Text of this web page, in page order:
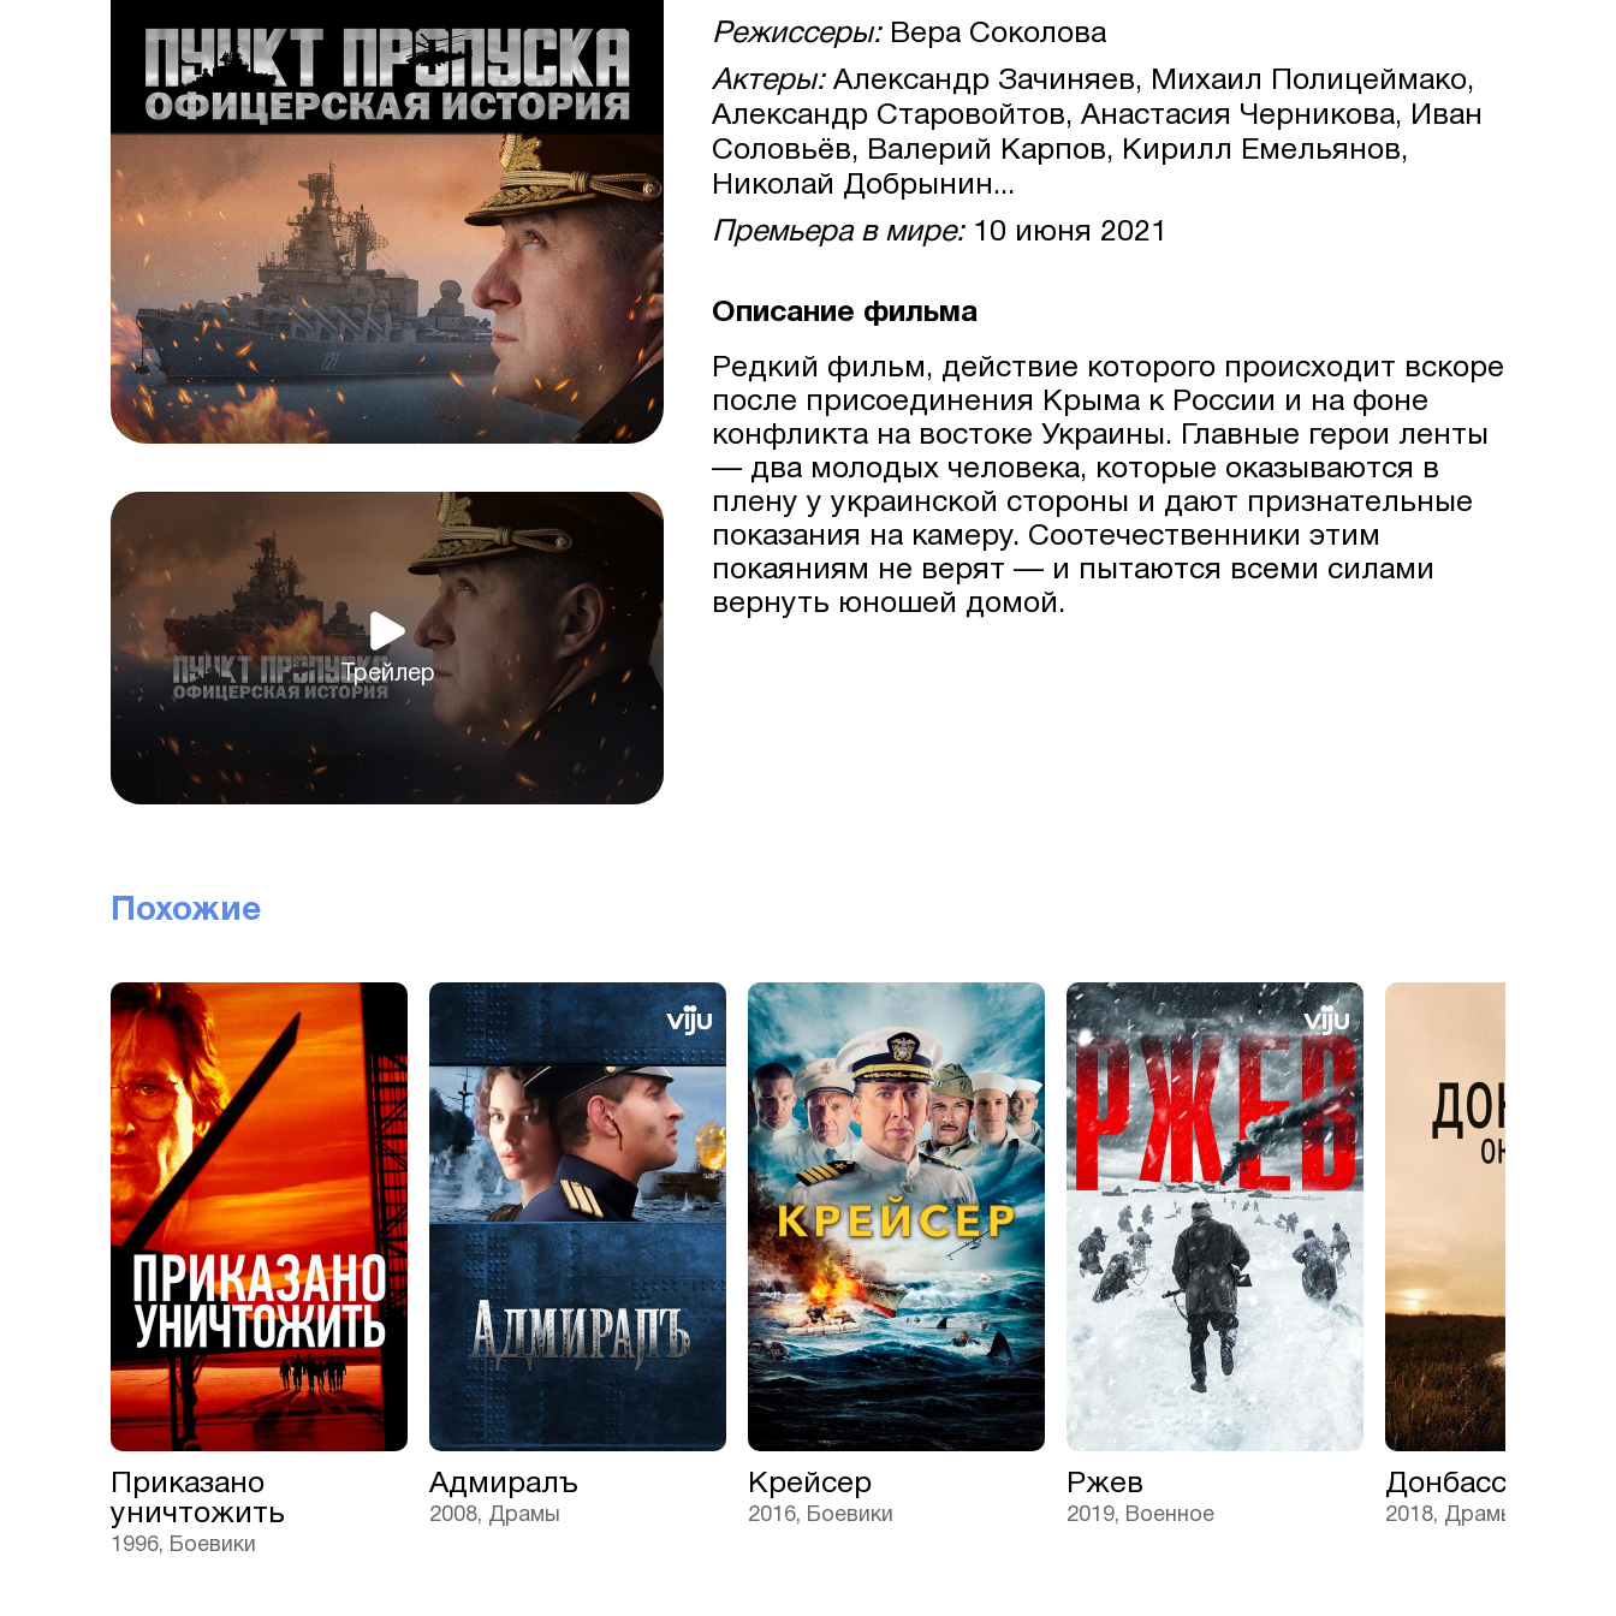
Трейлер
Режиссеры:Вера Соколова
Актеры:Александр Зачиняев, Михаил Полицеймако,
Александр Старовойтов, Анастасия Черникова, Иван
Соловьёв, Валерий Карпов, Кирилл Емельянов,
Николай Добрынин...
Премьера в мире:10 июня 2021
Описание фильма
Редкий фильм, действие которого происходит вскоре
после присоединения Крыма к России и на фоне
конфликта на востоке Украины. Главные герои ленты
— два молодых человека, которые оказываются в
плену у украинской стороны и дают признательные
показания на камеру. Соотечественники этим
покаяниям не верят — и пытаются всеми силами
вернуть юношей домой.
Похожие
Приказано
уничтожить
1996, Боевики
Адмиралъ
2008, Драмы
Крейсер
2016, Боевики
Ржев
2019, Военное
Донбасс.
2018, Драмы